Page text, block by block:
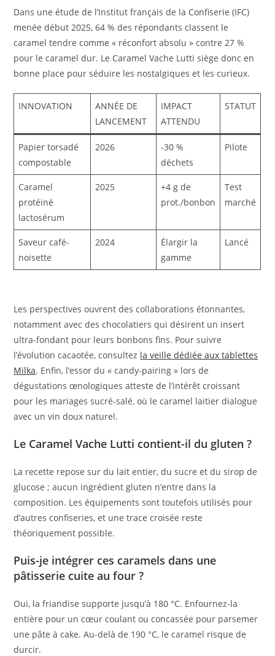
Dans une étude de l’Institut français de la Confiserie (IFC)
menée début 2025, 64 % des répondants classent le
caramel tendre comme « réconfort absolu » contre 27 %
pour le caramel dur. Le Caramel Vache Lutti siège donc en
bonne place pour séduire les nostalgiques et les curieux.
INNOVATION
ANNÉE DE
LANCEMENT
IMPACT
ATTENDU
STATUT
Papier torsadé
compostable
2026
-30 %
déchets
Pilote
Caramel
protéiné
lactosérum
2025
+4 g de
prot./bonbon
Test
marché
Saveur café-
noisette
2024
Élargir la
gamme
Lancé
Les perspectives ouvrent des collaborations étonnantes,
notamment avec des chocolatiers qui désirent un insert
ultra-fondant pour leurs bonbons fins. Pour suivre
l’évolution cacaotée, consultez la veille dédiée aux tablettes
Milka. Enfin, l’essor du « candy-pairing » lors de
dégustations œnologiques atteste de l’intérêt croissant
pour les mariages sucré-salé, où le caramel laitier dialogue
avec un vin doux naturel.
Le Caramel Vache Lutti contient-il du gluten ?
La recette repose sur du lait entier, du sucre et du sirop de
glucose ; aucun ingrédient gluten n’entre dans la
composition. Les équipements sont toutefois utilisés pour
d’autres confiseries, et une trace croisée reste
théoriquement possible.
Puis-je intégrer ces caramels dans une
pâtisserie cuite au four ?
Oui, la friandise supporte jusqu’à 180 °C. Enfournez-la
entière pour un cœur coulant ou concassée pour parsemer
une pâte à cake. Au-delà de 190 °C, le caramel risque de
durcir.